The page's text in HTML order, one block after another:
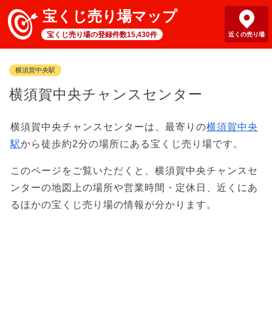
宝くじ売り場マップ
宝くじ売り場の登録件数15,430件 近くの売り場
横須賀中央駅
横須賀中央チャンスセンター
横須賀中央チャンスセンターは、最寄りの横須賀中央
駅から徒歩約2分の場所にある宝くじ売り場です。
このページをご覧いただくと、横須賀中央チャンスセ
ンターの地図上の場所や営業時間・定休日、近くにあ
るほかの宝くじ売り場の情報が分かります。